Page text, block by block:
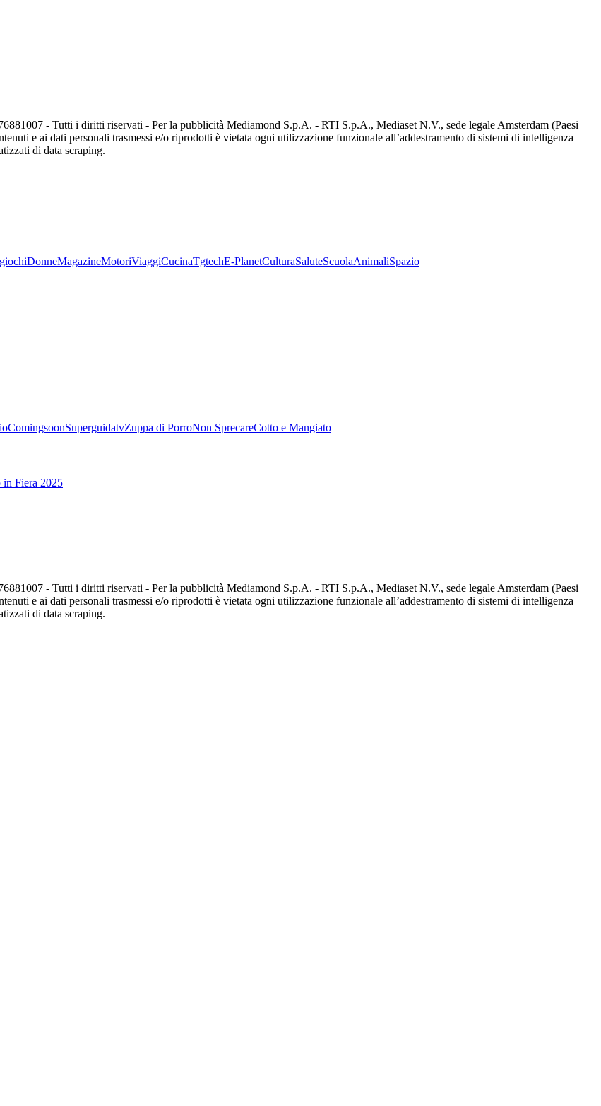
- Tutti i diritti riservati - Per la pubblicità Mediamond S.p.A. - RTI S.p.A., Mediaset N.V., sede legale Amsterdam (Paesi
e ai dati personali trasmessi e/o riprodotti è vietata ogni utilizzazione funzionale all’addestramento di sistemi di intelligenza
di data scraping.
DonneMagazineMotoriViaggiCucinaTgtechE-PlanetCulturaSaluteScuolaAnimaliSpazio
ComingsoonSuperguidatvZuppa di PorroNon SprecareCotto e Mangiato
Fiera 2025
- Tutti i diritti riservati - Per la pubblicità Mediamond S.p.A. - RTI S.p.A., Mediaset N.V., sede legale Amsterdam (Paesi
e ai dati personali trasmessi e/o riprodotti è vietata ogni utilizzazione funzionale all’addestramento di sistemi di intelligenza
di data scraping.